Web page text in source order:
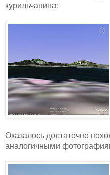
курильчанина:
Оказалось достаточно
аналогичными